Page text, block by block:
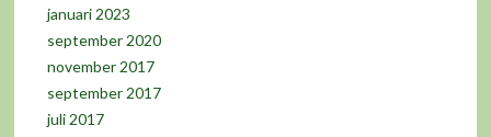
januari 2023
september 2020
november 2017
september 2017
juli 2017